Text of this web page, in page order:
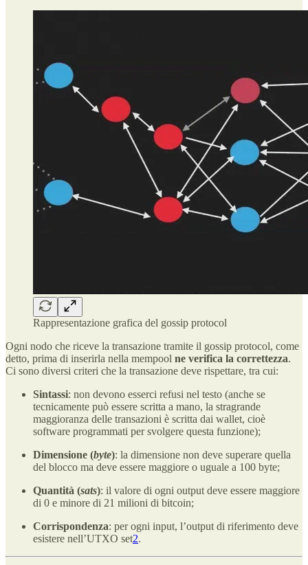
Rappresentazione grafica del gossip protocol
Ogni nodo che riceve la transazione tramite il gossip protocol, come
detto, prima di inserirla nella mempool ne verifica la correttezza.
Ci sono diversi criteri che la transazione deve rispettare, tra cui:
Sintassi: non devono esserci refusi nel testo (anche se
tecnicamente può essere scritta a mano, la stragrande
maggioranza delle transazioni è scritta dai wallet, cioè
software programmati per svolgere questa funzione);
Dimensione (byte): la dimensione non deve superare quella
del blocco ma deve essere maggiore o uguale a 100 byte;
Quantità (sats): il valore di ogni output deve essere maggiore
di 0 e minore di 21 milioni di bitcoin;
Corrispondenza: per ogni input, l’output di riferimento deve
esistere nell’UTXO set2.